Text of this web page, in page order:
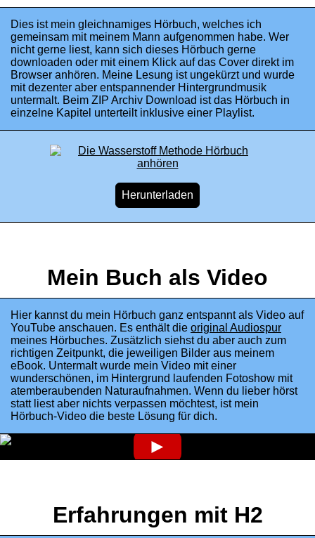
Dies ist mein gleichnamiges Hörbuch, welches ich
gemeinsam mit meinem Mann aufgenommen habe. Wer
nicht gerne liest, kann sich dieses Hörbuch gerne
downloaden oder mit einem Klick auf das Cover direkt im
Browser anhören. Meine Lesung ist ungekürzt und wurde
mit dezenter aber entspannender Hintergrundmusik
untermalt. Beim ZIP Archiv Download ist das Hörbuch in
einzelne Kapitel unterteilt inklusive einer Playlist.
Mein Buch als Video
Hier kannst du mein Hörbuch ganz entspannt als Video auf
YouTube anschauen. Es enthält die original Audiospur
meines Hörbuches. Zusätzlich siehst du aber auch zum
richtigen Zeitpunkt, die jeweiligen Bilder aus meinem
eBook. Untermalt wurde mein Video mit einer
wunderschönen, im Hintergrund laufenden Fotoshow mit
atemberaubenden Naturaufnahmen. Wenn du lieber hörst
statt liest aber nichts verpassen möchtest, ist mein
Hörbuch-Video die beste Lösung für dich.
►
Erfahrungen mit H2